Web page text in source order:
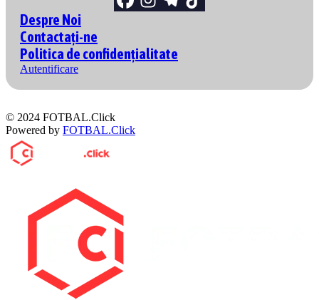
Despre Noi
Contactați-ne
Politica de confidențialitate
Autentificare
© 2024 FOTBAL.Click
Powered by FOTBAL.Click